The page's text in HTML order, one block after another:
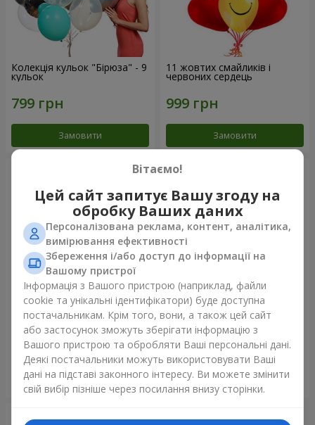
Колекція кульок "Бірюза" - 9
кульок
Замовити
11 жовтих смайликів і
червоних сердець
Замовити
Фонтан куль "Небо"
Замовити
Фонтан куль "Рожеве
золото"
Замовити
Вітаємо!
Цей сайт запитує Вашу згоду на
обробку Ваших даних
Персоналізована реклама, контент, аналітика,
вимірювання ефективності
Збереження і/або доступ до інформації на
Вашому пристрої
Інформація з Вашого пристрою (наприклад, файли
cookie та унікальні ідентифікатори) буде доступна
постачальникам. Крім того, вони, а також цей сайт
або застосунок зможуть зберігати інформацію з
Вашого пристрою та обробляти Ваші персональні дані.
Деякі постачальники можуть використовувати Ваші
дані на підставі законного інтересу. Ви можете змінити
свій вибір пізніше через посилання внизу сторінки.